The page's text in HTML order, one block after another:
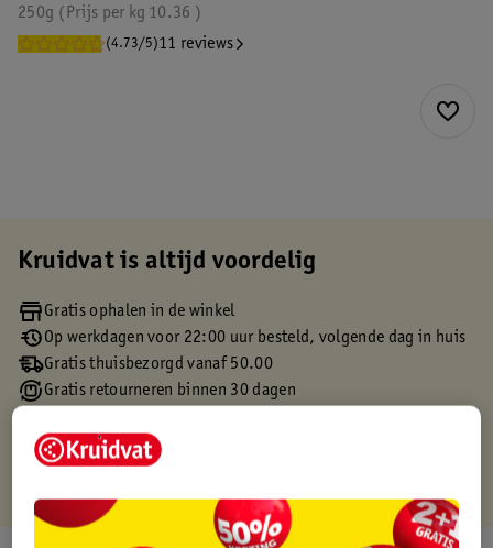
250g 10.36
Prijs per kg
(4.73/5)11 reviews
Kruidvat is altijd voordelig
Gratis ophalen in de winkel
Op werkdagen voor 22:00 uur besteld, volgende dag in huis
Gratis thuisbezorgd vanaf 50.00
Gratis retourneren binnen 30 dagen